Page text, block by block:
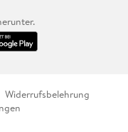
Widerrufsbelehrung